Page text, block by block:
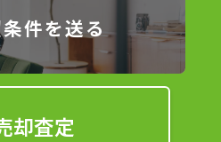
件を送る
却査定